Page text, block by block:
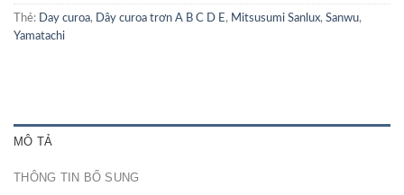
Thẻ: Day curoa, Dây curoa trơn A B C D E , Mitsusumi Sanlux, Sanwu,
Yamatachi
MÔ TẢ
THÔNG TIN BỔ SUNG